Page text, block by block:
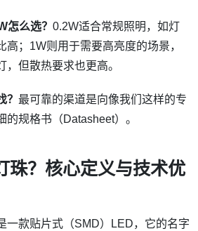
怎么选？ 0.2W适合常规照明，如灯
高；1W则用于需要高亮度的场景，
，但散热要求也更高。
？ 最可靠的渠道是向像我们这样的专
的规格书（Datasheet）。
珠？核心定义与技术优
一款贴片式（SMD）LED，它的名字